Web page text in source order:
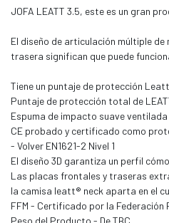
JOFA LEATT 3.5, este es un gran
El diseño de articulación múltiple
trasera significan que puede
Tiene un puntaje de protección
Puntaje de protección total de
Espuma de impacto suave
CE probado y certificado como
- Volver EN1621-2 Nivel 1
El diseño 3D garantiza un perfil
Las placas frontales y traseras
la camisa leatt® neck aparta en el
FFM - Certificado por la Federación
Peso del Producto - De TBC